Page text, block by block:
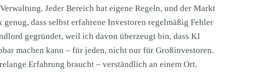
Jeder Bereich hat eigene Regeln, und der Markt
dass selbst erfahrene Investoren regelmäßig Fehler
gegründet, weil ich davon überzeugt bin, dass KI
machen kann – für jeden, nicht nur für Großinvestoren.
Erfahrung braucht – verständlich an einem Ort.